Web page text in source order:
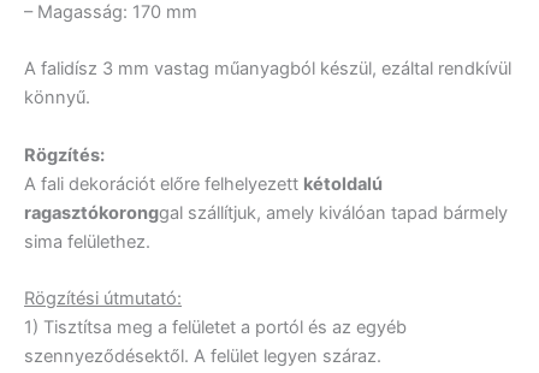
– Magasság: 170 mm
A falidísz 3 mm vastag műanyagból készül, ezáltal rendkívül
könnyű.
Rögzítés:
A fali dekorációt előre felhelyezett kétoldalú
ragasztókoronggal szállítjuk, amely kiválóan tapad bármely
sima felülethez.
Rögzítési útmutató:
1) Tisztítsa meg a felületet a portól és az egyéb
szennyeződésektől. A felület legyen száraz.